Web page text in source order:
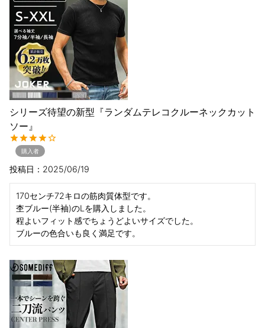
シリーズ待望の新型『ランダムテレコクルーネックカット
ソー』
購入者
投稿日 2025/06/19
170センチ72キロの筋肉質体型です。
杢ブルー(半袖)のLを購入しました。
程よいフィット感でちょうどよいサイズでした。
ブルーの色合いも良く満足です。